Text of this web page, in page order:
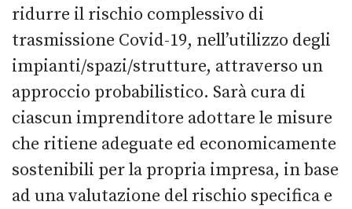
ridurre il rischio complessivo di
trasmissione Covid-19, nell’utilizzo degli
impianti/spazi/strutture, attraverso un
approccio probabilistico. Sarà cura di
ciascun imprenditore adottare le misure
che ritiene adeguate ed economicamente
sostenibili per la propria impresa, in base
ad una valutazione del rischio specifica e